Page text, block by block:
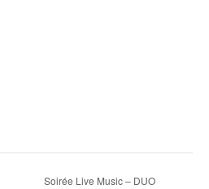
Soirée Live Music – DUO